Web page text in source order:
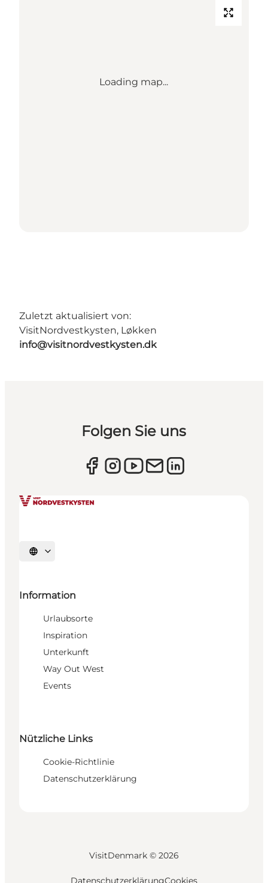
Loading map...
Zuletzt aktualisiert von:
VisitNordvestkysten, Løkken
info@visitnordvestkysten.dk
Folgen Sie uns
Sprache auswählen
Information
Urlaubsorte
Inspiration
Unterkunft
Way Out West
Events
Nützliche Links
Cookie-Richtlinie
Datenschutzerklärung
VisitDenmark © 2026
DatenschutzerklärungCookies